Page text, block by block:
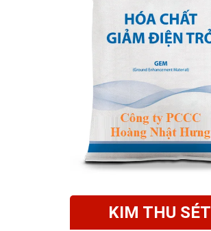
KIM THU SÉT